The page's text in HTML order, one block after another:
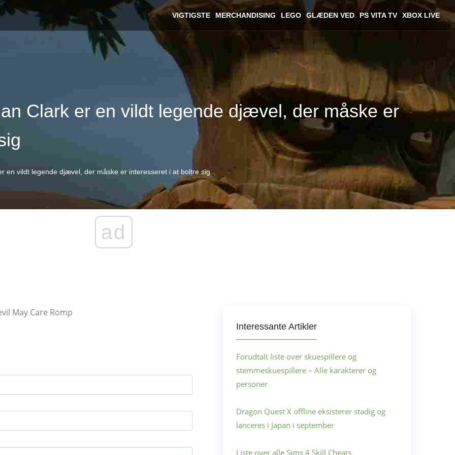
VIGTIGSTE MERCHANDISING LEGO GLÆDEN VED PS VITA TV XBOX LIVE
Clark er en vildt legende djævel, der måske er
en vildt legende djævel, der måske er interesseret i at boltre sig
ad
May Care Romp
Interessante Artikler
Forudtalt liste over skuespillere og
stemmeskuespillere – Alle karakterer og
personer
Dragon Quest X offline eksisterer stadig og
lanceres i Japan i september
Liste over alle Sims 4 Skill Cheats